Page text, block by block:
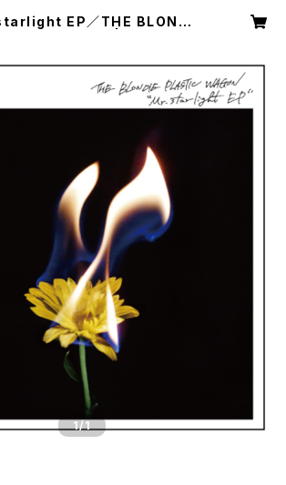
EP／THE BLONDI
1/1